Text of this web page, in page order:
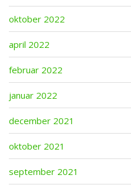
oktober 2022
april 2022
februar 2022
januar 2022
december 2021
oktober 2021
september 2021